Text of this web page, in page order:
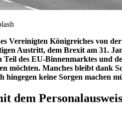
Vereinigten Königreiches von
Austritt, dem Brexit am 31.
Teil des EU-Binnenmarktes und
möchten. Manches bleibt dank
hingegen keine Sorgen machen
dem